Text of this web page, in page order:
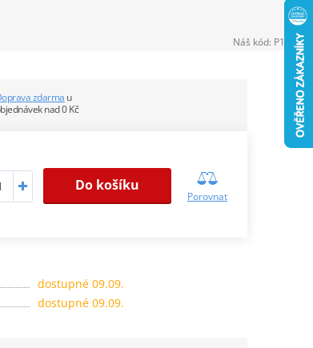
zdarma u
nad 0 Kč
Do košíku
Porovnat
dostupné 09.09.
dostupné 09.09.
Náš kód: P104238